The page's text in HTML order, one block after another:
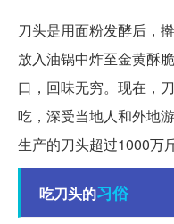
刀头是用面粉发酵后，
放入油锅中炸至金黄酥
口，回味无穷。现在，
吃，深受当地人和外地
生产的刀头超过1000万
吃刀头的习俗